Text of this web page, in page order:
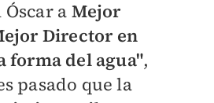
a Mejor
Director en
forma del agua",
pasado que la